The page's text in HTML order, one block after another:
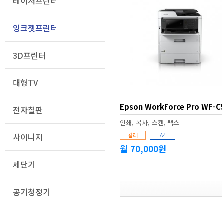
잉크젯프린터
3D프린터
대형TV
전자칠판
사이니지
세단기
공기청정기
Epson WorkForce Pro WF-
인쇄, 복사, 스캔, 팩스
컬러 A4
월 70,000원